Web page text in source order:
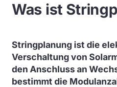
Was ist
Stringplanung ist die
Verschaltung von
den Anschluss an
bestimmt die